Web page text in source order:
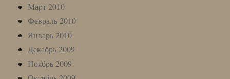
Март 2010
Февраль 2010
Январь 2010
Декабрь 2009
Ноябрь 2009